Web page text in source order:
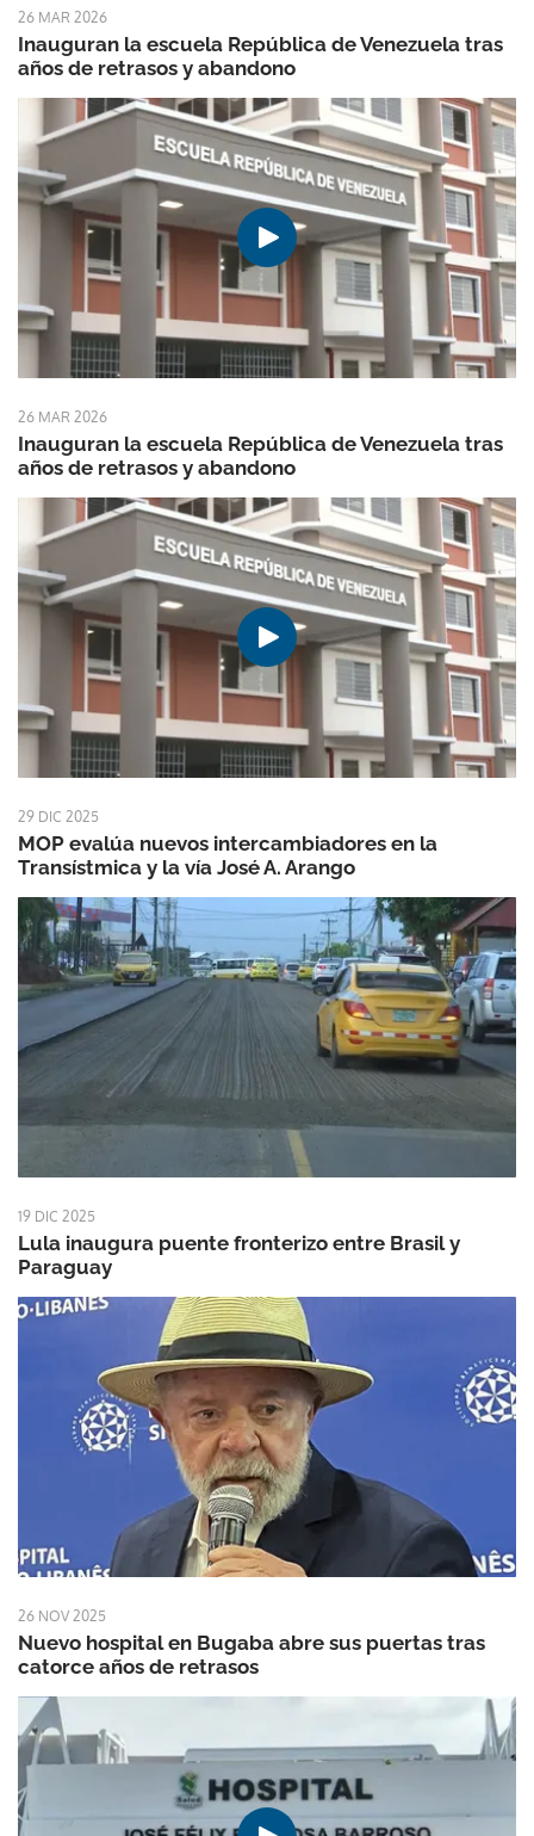
26 MAR 2026
Inauguran la escuela República de Venezuela tras
años de retrasos y abandono
26 MAR 2026
Inauguran la escuela República de Venezuela tras
años de retrasos y abandono
29 DIC 2025
MOP evalúa nuevos intercambiadores en la
Transístmica y la vía José A. Arango
19 DIC 2025
Lula inaugura puente fronterizo entre Brasil y
Paraguay
26 NOV 2025
Nuevo hospital en Bugaba abre sus puertas tras
catorce años de retrasos